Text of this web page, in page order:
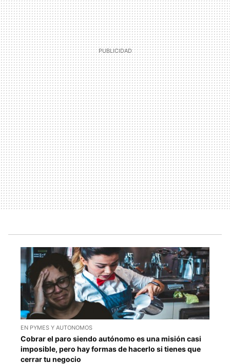
EN PYMES Y AUTONOMOS
Cobrar el paro siendo autónomo es una misión casi
imposible, pero hay formas de hacerlo si tienes que
cerrar tu negocio